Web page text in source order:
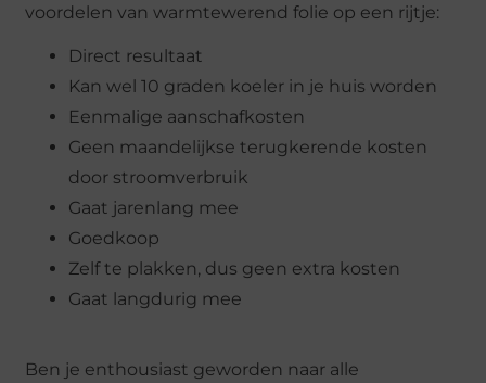
voordelen van warmtewerend folie op een rijtje:
Direct resultaat
Kan wel 10 graden koeler in je huis worden
Eenmalige aanschafkosten
Geen maandelijkse terugkerende kosten
door stroomverbruik
Gaat jarenlang mee
Goedkoop
Zelf te plakken, dus geen extra kosten
Gaat langdurig mee
Ben je enthousiast geworden naar alle